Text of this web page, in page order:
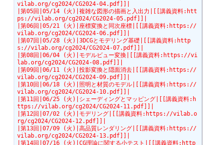
vilab.org/cg2024/CG2024-04.pdf]]|
|第05回|05/14 (火)|複雑な図形の描画と入出力|[[講義資料:htt
ps://vilab.org/cg2024/CG2024-05.pdf]]|
|第06回|05/21 (火)|座標変換と同次座標|[[講義資料:https://
vilab.org/cg2024/CG2024-06.pdf]]|
|第07回|05/28 (火)|3DCGとモデリング基礎|[[講義資料:http
s://vilab.org/cg2024/CG2024-07.pdf]]|
|第08回|06/04 (火)|モデルビュー変換|[[講義資料:https://vi
lab.org/cg2024/CG2024-08.pdf]]|
|第09回|06/11 (火)|投影変換と隠面消去|[[講義資料:https://
vilab.org/cg2024/CG2024-09.pdf]]|
|第10回|06/18 (火)|照明と材質のモデル|[[講義資料:https://
vilab.org/cg2024/CG2024-10.pdf]]|
|第11回|06/25 (火)|シェーディングとマッピング|[[講義資料:h
ttps://vilab.org/cg2024/CG2024-11.pdf]]|
|第12回|07/02 (火)|モデリング|[[講義資料:https://vilab.o
rg/cg2024/CG2024-12.pdf]]|
|第13回|07/09 (火)|高品質レンダリング|[[講義資料:https://
vilab.org/cg2024/CG2024-13.pdf]]|
|第14回|07/16 (火)|CG理論に関する小テスト|[[講義資料:http